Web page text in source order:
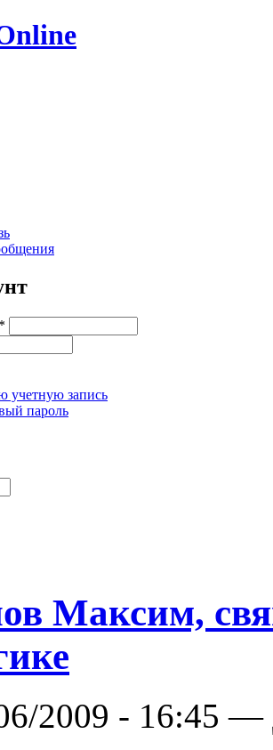
*
учетную запись
пароль
Максим,
2009 - 16:45